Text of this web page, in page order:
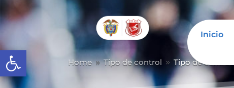
Abrir barra de herramientas
Inicio
Home 9 Tipo de control 9 Tipo de control